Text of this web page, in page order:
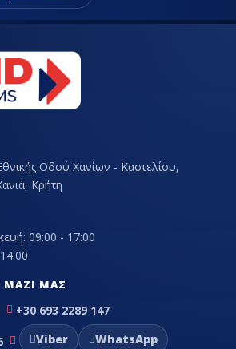
Οδού Χανίων - Καστελίου,
Κρήτη
09:00 - 17:00
ΜΑΖΊ ΜΑΣ
+30 693 2289 147
Viber WhatsApp